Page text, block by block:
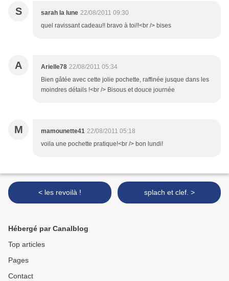
S sarah la lune 22/08/2011 09:30
quel ravissant cadeau!! bravo à toi!!<br /> bises
A Arielle78 22/08/2011 05:34
Bien gâtée avec cette jolie pochette, raffinée jusque dans les
moindres détails !<br /> Bisous et douce journée
M mamounette41 22/08/2011 05:18
voila une pochette pratique!<br /> bon lundi!
< les revoilà ! splach et clef. >
Hébergé par Canalblog
Top articles
Pages
Contact